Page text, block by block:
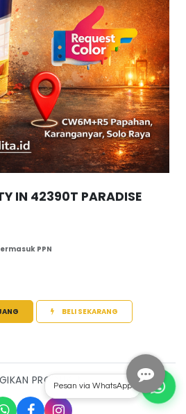
IN 42390T PARADISE
PPN
BELI SEKARANG
PRODUK INI
Pesan via WhatsApp